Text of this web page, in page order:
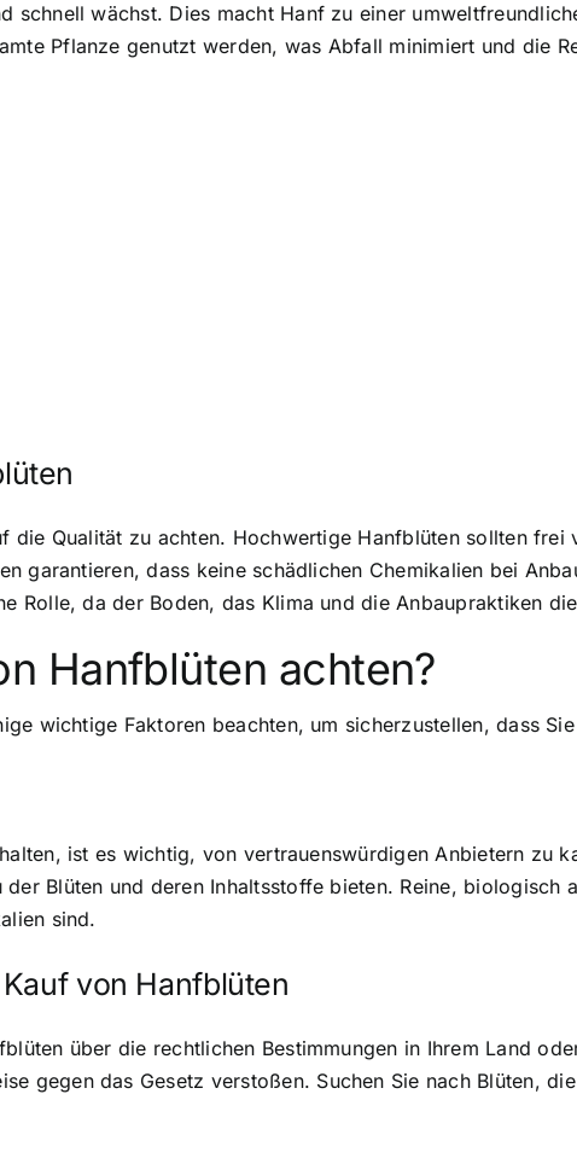
schnell wächst. Dies macht Hanf zu einer
Pflanze genutzt werden, was Abfall minimiert und die
die Qualität zu achten. Hochwertige Hanfblüten sollten frei
garantieren, dass keine schädlichen Chemikalien bei
Rolle, da der Boden, das Klima und die Anbaupraktiken
Hanfblüten achten?
wichtige Faktoren beachten, um sicherzustellen, dass
ist es wichtig, von vertrauenswürdigen Anbietern zu
Blüten und deren Inhaltsstoffe bieten. Reine, biologisch
sind.
von Hanfblüten
über die rechtlichen Bestimmungen in Ihrem Land
gegen das Gesetz verstoßen. Suchen Sie nach Blüten,